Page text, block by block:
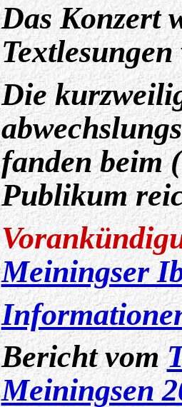
Das Konzert
Die
fanden beim
Publikum
Meiningser
Bericht vom
Meiningsen